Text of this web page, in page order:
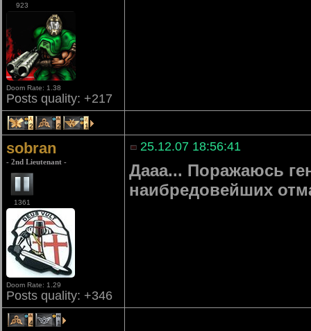
923
Doom Rate: 1.38
Posts quality: +217
2 2 1
sobran
- 2nd Lieutenant -
1361
Doom Rate: 1.29
Posts quality: +346
25.12.07 18:56:41
Дааа... Поражаюсь
наибредовейших
4 1